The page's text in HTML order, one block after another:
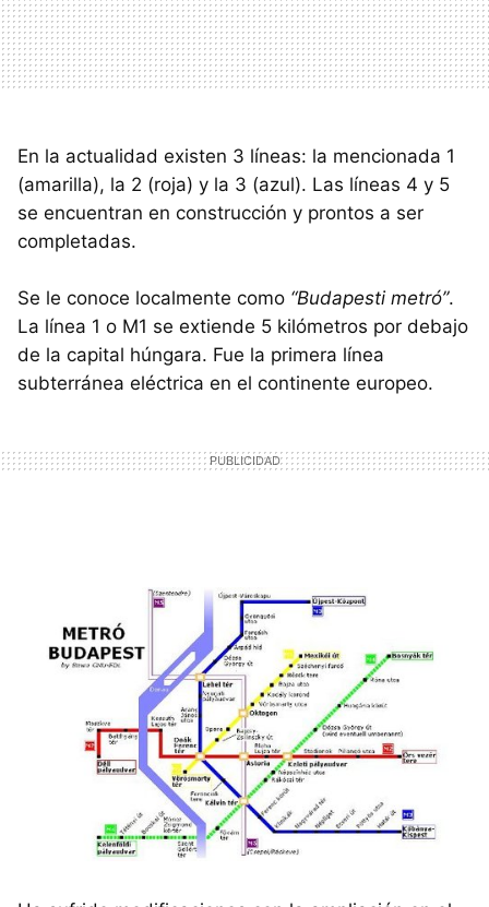
En la actualidad existen 3 líneas: la mencionada 1
(amarilla), la 2 (roja) y la 3 (azul). Las líneas 4 y 5
se encuentran en construcción y prontos a ser
completadas.
Se le conoce localmente como “Budapesti metró”.
La línea 1 o M1 se extiende 5 kilómetros por debajo
de la capital húngara. Fue la primera línea
subterránea eléctrica en el continente europeo.